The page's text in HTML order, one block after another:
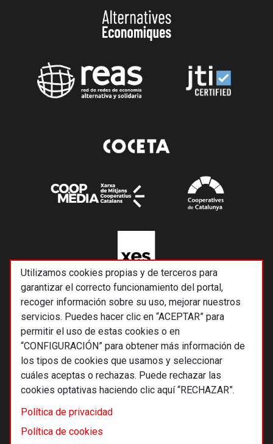
Utilizamos cookies propias y de terceros para
garantizar el correcto funcionamiento del portal,
recoger información sobre su uso, mejorar nuestros
servicios. Puedes hacer clic en “ACEPTAR” para
permitir el uso de estas cookies o en
“CONFIGURACIÓN” para obtener más información de
los tipos de cookies que usamos y seleccionar
cuáles aceptas o rechazas. Puede rechazar las
cookies optativas haciendo clic aquí “RECHAZAR”.
Política de privacidad
Política de cookies
© 2026 Alternativas económicas SCCL
Footer
Términos y condiciones de uso